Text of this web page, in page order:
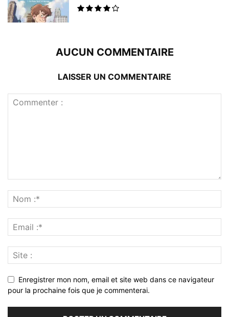
AUCUN COMMENTAIRE
LAISSER UN COMMENTAIRE
Enregistrer mon nom, email et site web dans ce navigateur
pour la prochaine fois que je commenterai.